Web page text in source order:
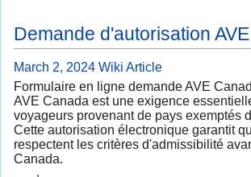
Demande d'autorisation
March 2, 2024 Wiki Article
Formulaire en ligne demande AVE
AVE Canada est une exigence
voyageurs provenant de pays exemptés
Cette autorisation électronique garantit
respectent les critères d'admissibilité
Canada.